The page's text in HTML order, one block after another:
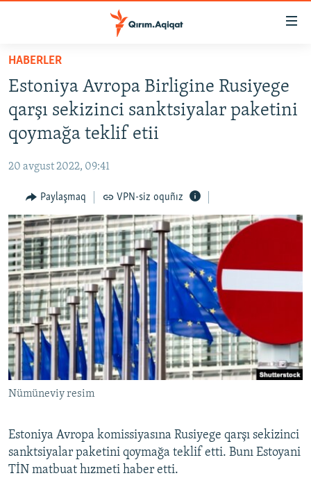
Esas
qaytmaq
Baş
navigatsiyağa
qaytmaq
Qıdıruvğa
qaytmaq
İQTİSADİYAT
MEDENİYET
İNSAN AQLARI
VİDEO
SÜRET
BLOGLAR
FİKİR
Русский
Українською
QOŞULIÑIZ!
RFE/RS bütün saytları
HABERLER
Estoniya Avropa Birligine Rusiyege
qarşı sekizinci sanktsiyalar paketini
qoymağa teklif etii
20 avgust 2022, 09:41
Paylaşmaq VPN-siz oquñız
Nümüneviy resim
Estoniya Avropa komissiyasına Rusiyege qarşı sekizinci
sanktsiyalar paketini qoymağa teklif etti. Bunı Estoyani
TİN matbuat hızmeti haber etti.